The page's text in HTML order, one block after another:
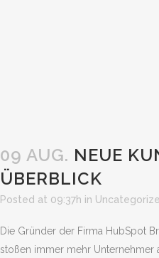
09 AUG. NEUE
ÜBERBLICK
Posted at 09:37h in
Die Gründer der Firma HubSpot
stoßen immer mehr Unternehmer